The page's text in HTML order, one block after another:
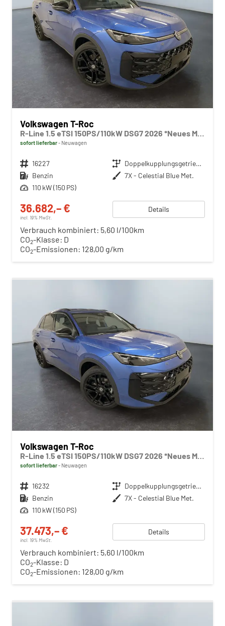
Volkswagen T-Roc
R-Line 1.5 eTSI 150PS/110kW DSG7 2026 *Neues Modell* | +AHK +BlackStyle +19" ALU +IQ.Licht-Matrix
sofort lieferbar Neuwagen
Fahrzeugnr. 16227 Getriebe
Doppelkupplungsgetriebe (DSG)
Kraftstoff Benzin Außenfarbe 7X - Celestial Blue Met.
Leistung 110 kW (150 PS)
36.682,– €
incl. 19% MwSt.
Details
Verbrauch kombiniert: 5,60 l/100km
CO2-Klasse: D
CO2-Emissionen: 128,00 g/km
Volkswagen T-Roc
R-Line 1.5 eTSI 150PS/110kW DSG7 2026 *Neues Modell* | +AHK +BlackStyle +19" ALU +IQ.Licht-Matrix +NAVI
sofort lieferbar Neuwagen
Fahrzeugnr. 16232 Getriebe
Doppelkupplungsgetriebe (DSG)
Kraftstoff Benzin Außenfarbe 7X - Celestial Blue Met.
Leistung 110 kW (150 PS)
37.473,– €
incl. 19% MwSt.
Details
Verbrauch kombiniert: 5,60 l/100km
CO2-Klasse: D
CO2-Emissionen: 128,00 g/km